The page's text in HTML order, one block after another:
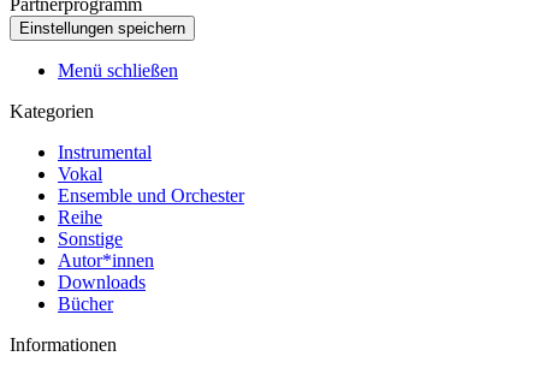
Partnerprogramm
Menü schließen
Kategorien
Instrumental
Vokal
Ensemble und Orchester
Reihe
Sonstige
Autor*innen
Downloads
Bücher
Informationen